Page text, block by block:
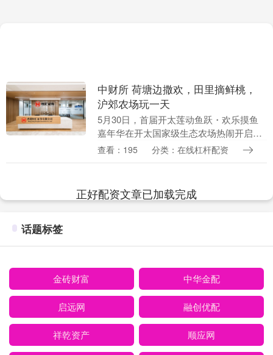
中财所 荷塘边撒欢，田里摘鲜桃，
沪郊农场玩一天
5月30日，首届开太莲动鱼跃・欢乐摸鱼
嘉年华在开太国家级生态农场热闹开启。
活动以趣味摸鱼为核心，融合赏荷、采
查看：195 分类：在线杠杆配资
正好配资文章已加载完成
话题标签
金砖财富 中华金配
启远网 融创优配
祥乾资产 顺应网